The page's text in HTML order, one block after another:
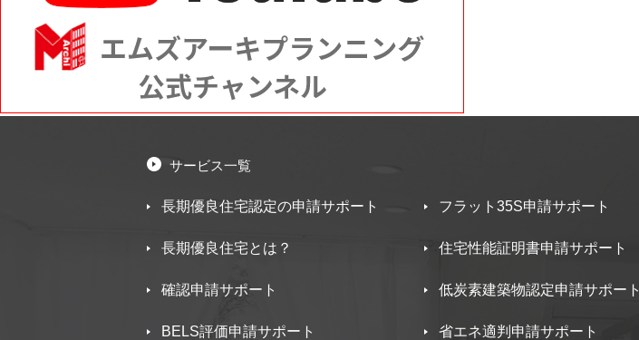
サービス一覧
長期優良住宅認定の申請サポート
長期優良住宅とは？
確認申請サポート
BELS評価申請サポート
フラット35S申請サポート
住宅性能証明書申請サポート
低炭素建築物認定申請サポート
省エネ適判申請サポート